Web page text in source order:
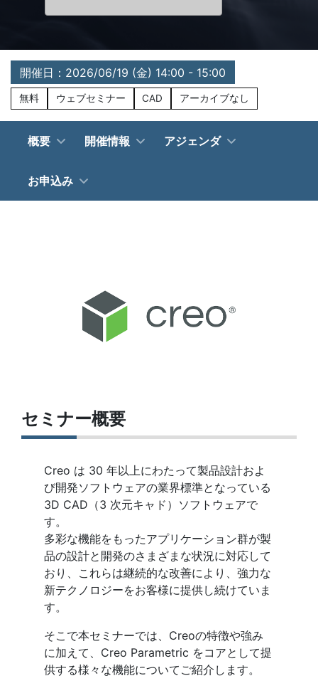
開催日：2026/06/19 (金) 14:00 - 15:00
無料 ウェブセミナー CAD アーカイブなし
概要 開催情報 アジェンダ
お申込み
セミナー概要
Creo は 30 年以上にわたって製品設計およ
び開発ソフトウェアの業界標準となっている
3D CAD（3 次元キャド）ソフトウェアで
す。
多彩な機能をもったアプリケーション群が製
品の設計と開発のさまざまな状況に対応して
おり、これらは継続的な改善により、強力な
新テクノロジーをお客様に提供し続けていま
す。
そこで本セミナーでは、Creoの特徴や強み
に加えて、Creo Parametric をコアとして提
供する様々な機能についてご紹介します。